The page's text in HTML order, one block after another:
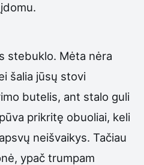
stebuklo. Mėta nėra
šalia jūsų stovi
butelis, ant stalo guli
prikritę obuoliai, keli
neišvaikys. Tačiau
ypač trumpam